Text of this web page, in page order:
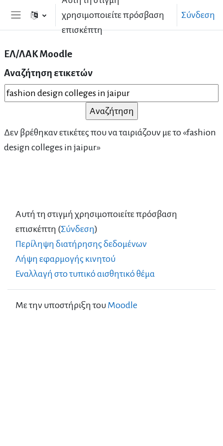
Μετάβαση στο κεντρικό περιεχόμενο
Πλευρικός πίνακας
χρησιμοποιείτε πρόσβαση
επισκέπτη
Σύνδεση
ΕΛ/ΛΑΚ Moodle
Αναζήτηση ετικετών
Αναζήτηση ετικετών
Δεν βρέθηκαν ετικέτες που να ταιριάζουν με το «fashion
design colleges in jaipur»
Αυτή τη στιγμή χρησιμοποιείτε πρόσβαση
επισκέπτη (Σύνδεση)
Περίληψη διατήρησης δεδομένων
Λήψη εφαρμογής κινητού
Εναλλαγή στο τυπικό αισθητικό θέμα
Με την υποστήριξη του Moodle